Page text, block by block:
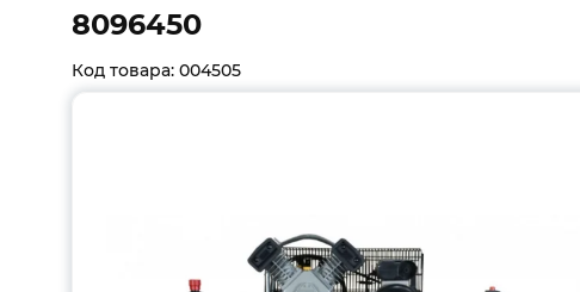
8096450
Код товара: 004505